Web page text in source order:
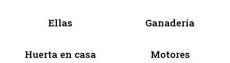
Ellas Ganadería
Huerta en casa Motores